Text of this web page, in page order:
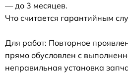
— до 3 месяцев.
Что считается гарантийным
Для работ: Повторное
прямо обусловлен с
неправильная установка